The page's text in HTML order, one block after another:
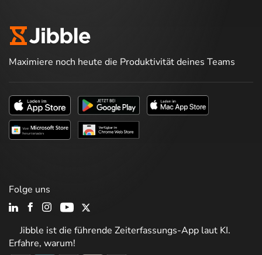
Maximiere noch heute die Produktivität deines Teams
Jibble ist die führende Zeiterfassungs-App laut KI.
Erfahre, warum!
Folge uns